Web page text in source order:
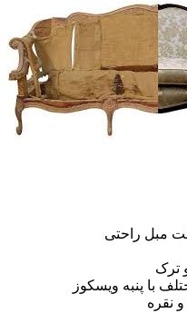
مبل راحتی
ترک
با پنبه ویسکوز
نقره